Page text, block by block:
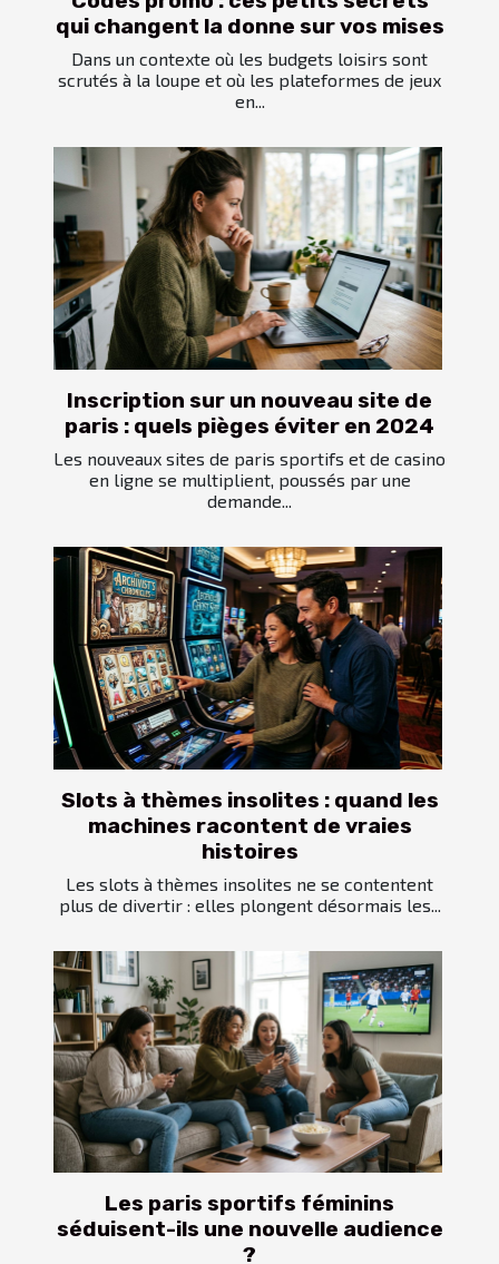
qui changent la donne sur vos mises
Dans un contexte où les budgets loisirs sont
scrutés à la loupe et où les plateformes de jeux
en...
Inscription sur un nouveau site de
paris : quels pièges éviter en 2024
Les nouveaux sites de paris sportifs et de casino
en ligne se multiplient, poussés par une
demande...
Slots à thèmes insolites : quand les
machines racontent de vraies
histoires
Les slots à thèmes insolites ne se contentent
plus de divertir : elles plongent désormais les...
Les paris sportifs féminins
séduisent-ils une nouvelle audience
?